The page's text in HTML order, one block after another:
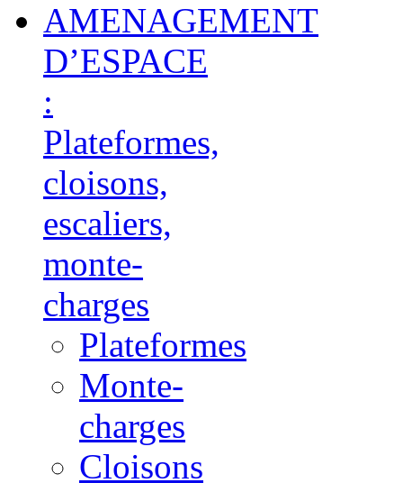
AMENAGEMENT
D’ESPACE
:
Plateformes,
cloisons,
escaliers,
monte-
charges
Plateformes
Monte-
charges
Cloisons